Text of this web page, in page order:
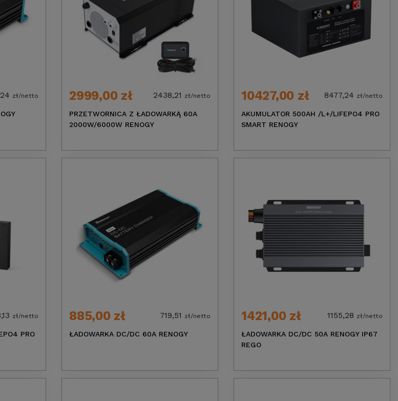
zł/netto 2999,00 zł 2438,21 zł/netto
PRZETWORNICA Z ŁADOWARKĄ 60A
2000W/6000W RENOGY
10427,00 zł 8477,24 zł/netto
AKUMULATOR 500AH /L+/LIFEPO4 PRO
SMART RENOGY
zł/netto
PRO
885,00 zł 719,51 zł/netto
ŁADOWARKA DC/DC 60A RENOGY
1421,00 zł 1155,28 zł/netto
ŁADOWARKA DC/DC 50A RENOGY IP67
REGO